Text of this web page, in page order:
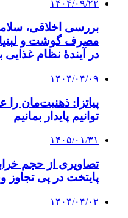
۱۴۰۴/۰۹/۲۲
بررسی اخلاقی،
مصرف گوشت و
در آیندهٔ نظام غذایی
۱۴۰۴/۰۴/۰۹
پیاتزا: ذهنیت‌مان
توانیم پایدار بمانیم
۱۴۰۵/۰۱/۳۱
تصاویری از حجم
پایتخت در پی
۱۴۰۴/۰۴/۰۲